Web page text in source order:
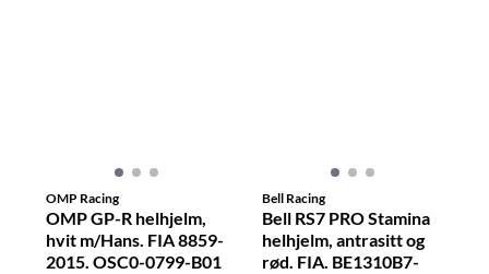
OMP Racing
OMP GP-R helhjelm,
hvit m/Hans. FIA 8859-
2015. OSC0-0799-B01
Bell Racing
Bell RS7 PRO Stamina
helhjelm, antrasitt og
rød. FIA. BE1310B7-